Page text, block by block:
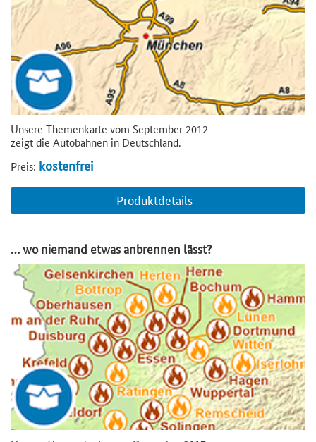
Unsere Themenkarte vom September 2012
zeigt die Autobahnen in Deutschland.
Preis: kostenfrei
Produktdetails
… wo niemand etwas anbrennen lässt?